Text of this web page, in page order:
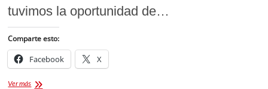
tuvimos la oportunidad de…
Comparte esto:
Facebook X
Ver másLilu